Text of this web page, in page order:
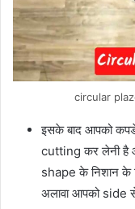
circular
इसके बाद आपको कपडे
cutting कर लेनी
shape के निशान के
अलावा आपको side